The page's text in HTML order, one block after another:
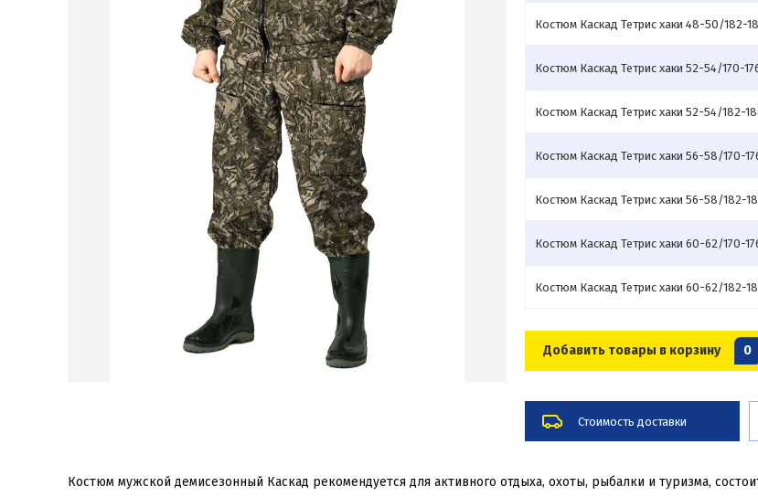
Костюм Каскад Тетрис хаки 48-50/182-
Костюм Каскад Тетрис хаки 52-54/170-
Костюм Каскад Тетрис хаки 52-54/182-
Костюм Каскад Тетрис хаки 56-58/170-
Костюм Каскад Тетрис хаки 56-58/182-
Костюм Каскад Тетрис хаки 60-62/170-
Костюм Каскад Тетрис хаки 60-62/182-
Добавить товары в корзину 0
Стоимость доставки
Костюм мужской демисезонный Каскад рекомендуется для активного отдыха, охоты, рыбалки и туризма,